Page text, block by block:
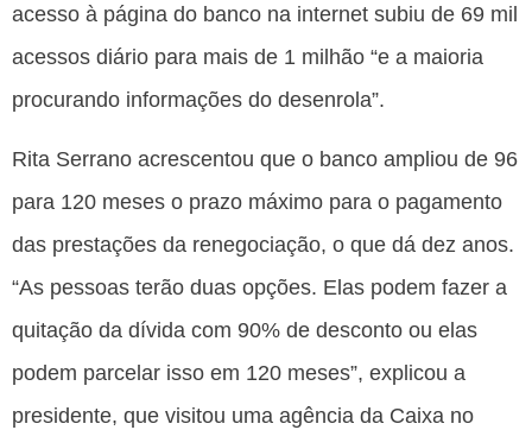
acesso à página do banco na internet subiu de 69 mil
acessos diário para mais de 1 milhão “e a maioria
procurando informações do desenrola”.
Rita Serrano acrescentou que o banco ampliou de 96
para 120 meses o prazo máximo para o pagamento
das prestações da renegociação, o que dá dez anos.
“As pessoas terão duas opções. Elas podem fazer a
quitação da dívida com 90% de desconto ou elas
podem parcelar isso em 120 meses”, explicou a
presidente, que visitou uma agência da Caixa no